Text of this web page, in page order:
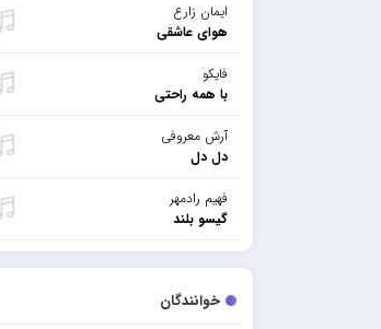
ایمان زارع
هوای عاشقی
فایکو
با همه راحتی
آرش معروفی
دل دل
فهیم رادمهر
گیسو بلند
خوانندگان